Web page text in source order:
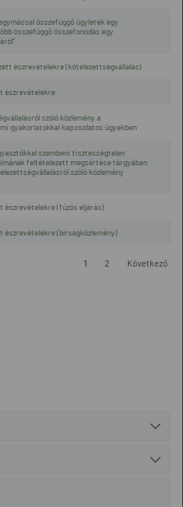
összefüggő ügyletek egy
összefüggő összefonódás egy
észrevételekre (kötelezettségvállalás)
észrevételekre
szóló közlemény a
gyakorlatokkal kapcsolatos ügyekben
szembeni tisztességtelen
feltételezett megsértése tárgyában
szóló közlemény
észrevételekre (fúzós eljárás)
észrevételekre (bírságközlemény)
1 2 Következő